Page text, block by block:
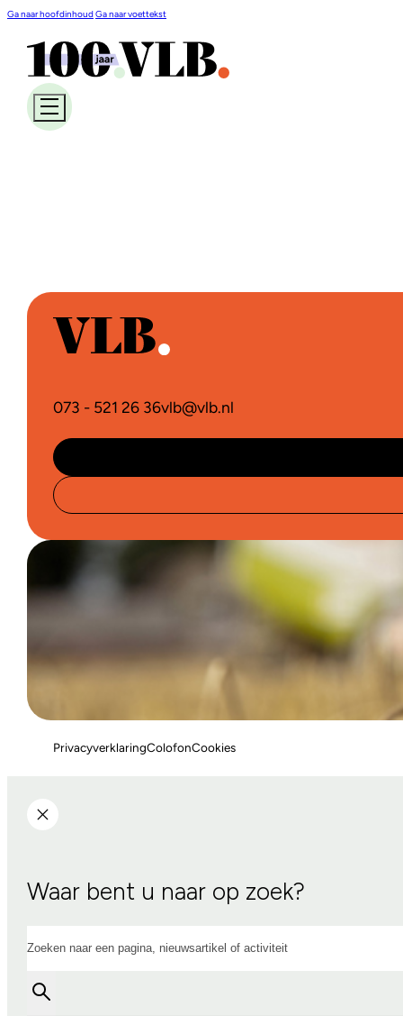
Ga naar hoofdinhoudGa naar voettekst
073 - 521 26 36vlb@vlb.nl
PrivacyverklaringColofonCookies
Waar bent u naar op zoek?